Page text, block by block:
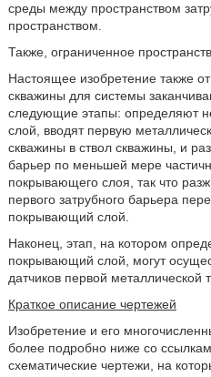
среды между пространством
пространством.
Также, ограниченное
Настоящее изобретение также
скважины для системы
следующие этапы: определяют
слой, вводят первую
скважины в ствол скважины, и
барьер по меньшей мере
покрывающего слоя, так что
первого затрубного барьера
покрывающий слой.
Наконец, этап, на котором
покрывающий слой, могут
датчиков первой металлической
Краткое описание чертежей
Изобретение и его
более подробно ниже со
схематические чертежи, на